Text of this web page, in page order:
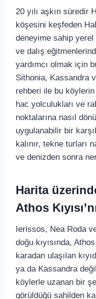
20 yılı aşkın süredir
köşesini keşfeden
deneyime sahip
ve dalış
yardımcı olmak için
Sithonia, Kassandra
rehberi ile bu köylerin
hac yolculukları ve
noktalarına nasıl
uygulanabilir bir
kalınır, tekne turları
ve denizden sonra
Harita
Athos
Ierissos, Nea Roda
doğu kıyısında,
karadan ulaşılan
ya da Kassandra
köylerle uzanan bir
görüldüğü sahilden